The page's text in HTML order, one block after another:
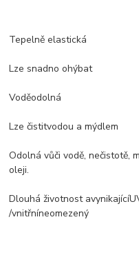
Tepelně elastická
Lze snadno ohýbat
Voděodolná
Lze čistitvodou a mýdlem
Odolná vůči vodě,nečistotě,
oleji.
Dlouhá životnost avynikající
/vnitřníneomezený